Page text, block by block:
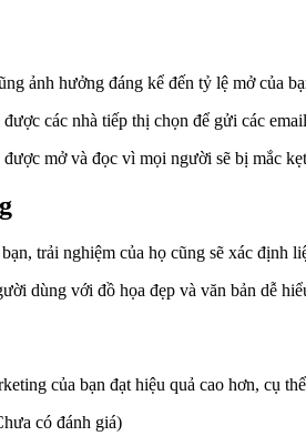
ảnh hưởng đáng kể đến tỷ lệ mở của
các nhà tiếp thị chọn để gửi các
được mở và đọc vì mọi người sẽ bị mắc
trải nghiệm của họ cũng sẽ xác định
dùng với đồ họa đẹp và văn bản dễ
của bạn đạt hiệu quả cao hơn, cụ
có đánh giá)